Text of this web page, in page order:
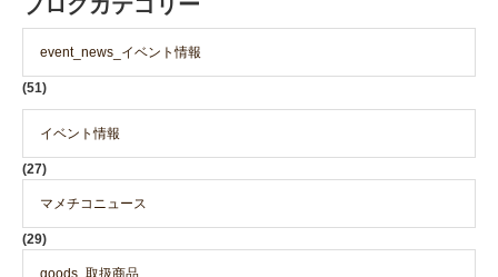
event_news_イベント情報
(51)
イベント情報
(27)
マメチコニュース
(29)
goods_取扱商品